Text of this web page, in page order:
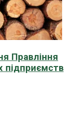
Правління
підприємств